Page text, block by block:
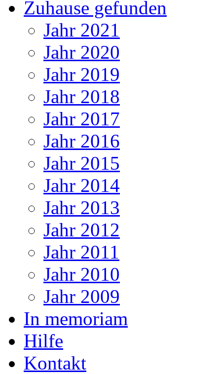
Zuhause gefunden
Jahr 2021
Jahr 2020
Jahr 2019
Jahr 2018
Jahr 2017
Jahr 2016
Jahr 2015
Jahr 2014
Jahr 2013
Jahr 2012
Jahr 2011
Jahr 2010
Jahr 2009
In memoriam
Hilfe
Kontakt